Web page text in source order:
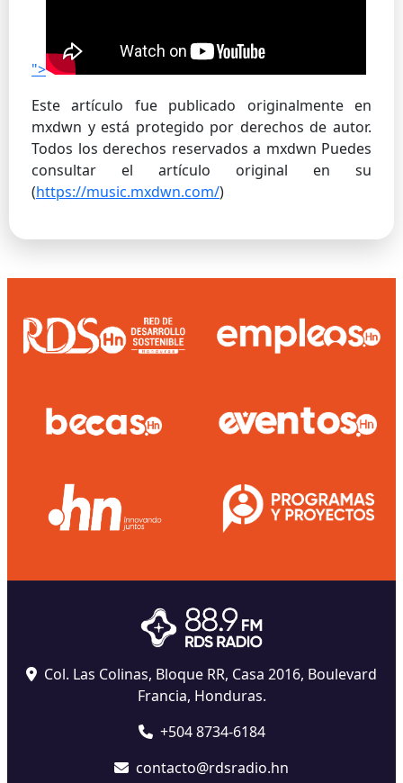
">
Este artículo fue publicado originalmente en
mxdwn y está protegido por derechos de autor.
Todos los derechos reservados a mxdwn Puedes
consultar el artículo original en su
(https://music.mxdwn.com/)
Col. Las Colinas, Bloque RR, Casa 2016, Boulevard
Francia, Honduras.
+504 8734-6184
contacto@rdsradio.hn